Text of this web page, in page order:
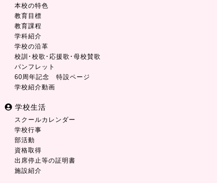
本校の特色
教育目標
教育課程
学科紹介
学校の沿革
校訓･校歌･応援歌･母校賛歌
パンフレット
60周年記念 特設ページ
学校紹介動画
学校生活
スクールカレンダー
学校行事
部活動
資格取得
出席停止等の証明書
施設紹介